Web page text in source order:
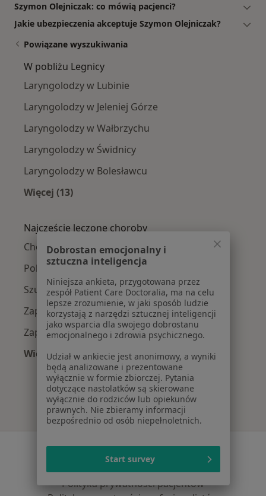
Szymon Olejniczak: co mówią pacjenci?
Jakie ubezpieczenia akceptuje Szymon Olejniczak?
Powiązane wyszukiwania
W pobliżu Legnicy
Laryngolodzy w Lubinie
Laryngolodzy w Jeleniej Górze
Laryngolodzy w Wałbrzychu
Laryngolodzy w Świdnicy
Laryngolodzy w Bolesławcu
Więcej (13)
Najczęście leczone choroby
Choroby laryngologiczne w Legnicy
Polipy nosa w Legnicy
Szum w uszach w Legnicy
Zapalenie gardła w Legnicy
Zapalenie krtani w Legnicy
Więcej (15)
Więcej w kategorii: Najczęście leczone
Serwis
Regulamin
Polityka prywatności pacjentów
Dobrostan emocjonalny i
sztuczna inteligencja
Niniejsza ankieta, przygotowana przez
zespół Patient Care Doctoralia, ma na celu
lepsze zrozumienie, w jaki sposób ludzie
korzystają z narzędzi sztucznej inteligencji
jako wsparcia dla swojego dobrostanu
emocjonalnego i zdrowia psychicznego.
Udział w ankiecie jest anonimowy, a wyniki
będą analizowane i prezentowane
wyłącznie w formie zbiorczej. Pytania
dotyczące nastolatków są skierowane
wyłącznie do rodziców lub opiekunów
prawnych. Nie zbieramy informacji
bezpośrednio od osób niepełnoletnich.
Start survey